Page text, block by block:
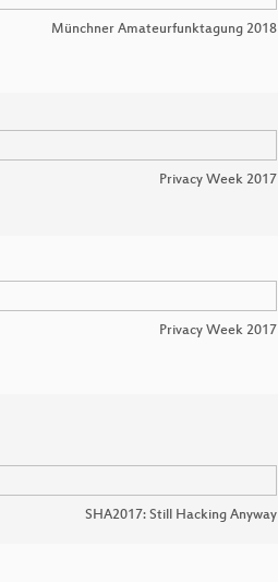
Münchner Amateurfunktagung 2018
Privacy Week 2017
Privacy Week 2017
SHA2017: Still Hacking Anyway